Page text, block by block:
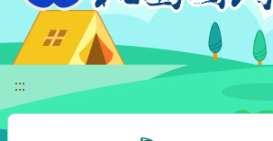
:::